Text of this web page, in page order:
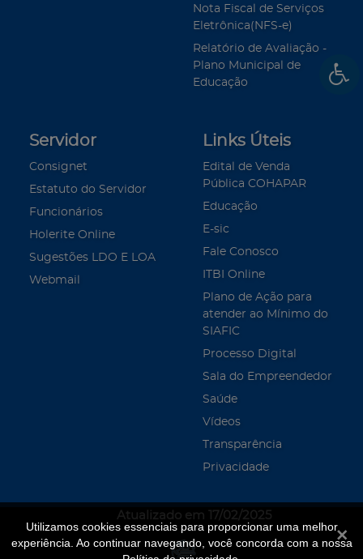
Utilizamos cookies essenciais para proporcionar uma melhor
experiência. Ao continuar navegando, você concorda com a nossa
Nota Fiscal de Serviços
Eletrônica(NFS-e)
Relatório de Avaliação -
Plano Municipal de
Educação
Servidor
Consignet
Estatuto do Servidor
Funcionários
Holerite Online
Sugestões LDO E LOA
Webmail
Links Úteis
Edital de Venda
Pública COHAPAR
Educação
E-sic
Fale Conosco
ITBI Online
Plano de Ação para
atender ao Mínimo do
SIAFIC
Processo Digital
Sala do Empreendedor
Saúde
Vídeos
Transparência
Privacidade
Atualizado em 17/02/2025